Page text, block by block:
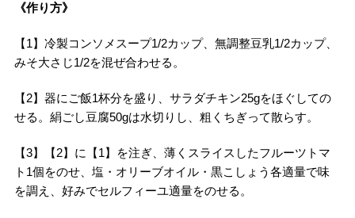
《作り方》
【1】冷製コンソメスープ1/2カップ、無調整豆乳1/2カップ、
みそ大さじ1/2を混ぜ合わせる。
【2】器にご飯1杯分を盛り、サラダチキン25gをほぐしての
せる。絹ごし豆腐50gは水切りし、粗くちぎって散らす。
【3】【2】に【1】を注ぎ、薄くスライスしたフルーツトマ
ト1個をのせ、塩・オリーブオイル・黒こしょう各適量で味
を調え、好みでセルフィーユ適量をのせる。